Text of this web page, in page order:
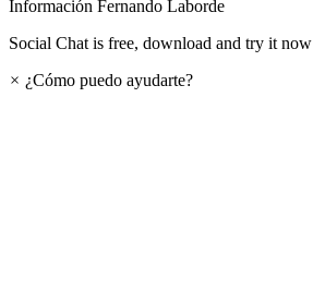
Información Fernando Laborde
Social Chat is free, download and try it now
× ¿Cómo puedo ayudarte?